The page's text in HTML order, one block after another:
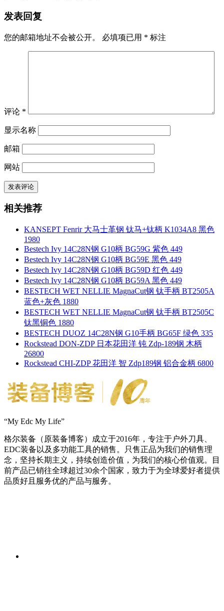
发表回复
您的邮箱地址不会被公开。 必填项已用 * 标注
评论 *
显示名称
邮箱
网站
相关推荐
KANSEPT Fenrir 大马士革钢 钛马+钛柄 K1034A8 黑色
1980
Bestech Ivy 14C28N钢 G10柄 BG59G 紫色 449
Bestech Ivy 14C28N钢 G10柄 BG59E 黑色 449
Bestech Ivy 14C28N钢 G10柄 BG59D 红色 449
Bestech Ivy 14C28N钢 G10柄 BG59A 黑色 449
BESTECH WET NELLIE MagnaCut钢 钛手柄 BT2505A
蓝色+灰色 1880
BESTECH WET NELLIE MagnaCut钢 钛手柄 BT2505C
钛黑铜色 1880
BESTECH DUOZ 14C28N钢 G10手柄 BG65F 绿色 335
Rockstead DON-ZDP 日本花田洋 钝 Zdp-189钢 木柄
26800
Rockstead CHI-ZDP 花田洋 智 Zdp189钢 铝合金柄 6800
“My Edc My Life”
格尔装备（原装备博客）成立于2016年，专注于户外刀具、
EDC装备以及多功能工具的销售。只售正品为我们的销售理
念，坚持长期主义，持续创造价值，为我们的核心价值观。目
前产品已销往全球超过30余个国家，致力于为全球爱好者提供
品质好且服务优的产品与服务。